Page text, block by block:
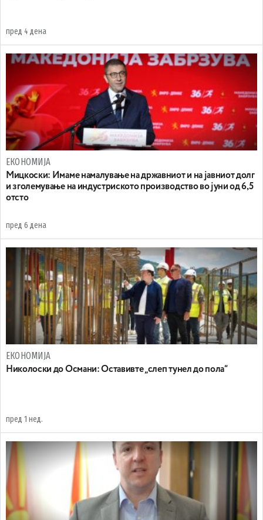
пред 4 дена
ЕКОНОМИЈА
Mицкоски: Имаме намалување на државниот и на јавниот долг
и зголемување на индустриското производство во јуни од 6,5
отсто
пред 6 дена
ЕКОНОМИЈА
Николоски до Османи: Oставивте „слеп тунел до пола“
пред 1 нед.